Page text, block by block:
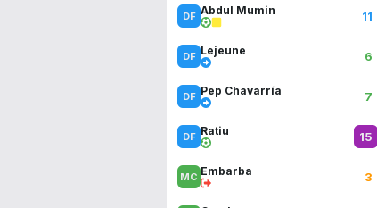
Abdul Mumin 11
Lejeune 6
Pep Chavarría 7
Ratiu 15
Embarba 3